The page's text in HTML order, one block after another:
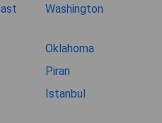
Washington
Oklahoma
Piran
İstanbul